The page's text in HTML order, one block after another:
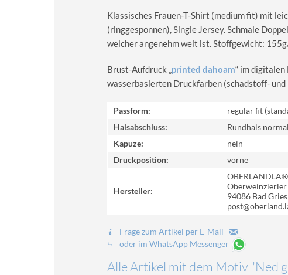
Klassisches Frauen-T-Shirt (medium fit) mit
(ringgesponnen), Single Jersey. Schmale
welcher angenehm weit ist. Stoffgewicht:
Brust-Aufdruck „printed dahoam“ im
wasserbasierten Druckfarben (schadstoff-
Passform:
regular fit
Halsabschluss:
Rundhals normal
Kapuze:
nein
Druckposition:
vorne
Hersteller:
Oberweinzierler
94086 Bad
Frage zum Artikel per E-Mail
oder im WhatsApp Messenger
Alle Artikel mit dem Motiv "Ned